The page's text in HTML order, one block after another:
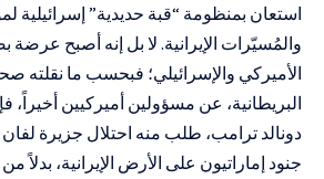
استعان بمنظومة “قبة حديدية” إسرائيلية
والمُسيّرات الإيرانية. لا بل إنه أصبح عرضة
الأميركي والإسرائيلي؛ فبحسب ما نقلته
البريطانية، عن مسؤولين أميركيين أخيراً،
دونالد ترامب، طلب منه احتلال جزيرة لفان
جنود إماراتيون على الأرض الإيرانية، بدلاً